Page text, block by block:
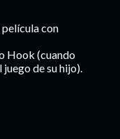
película con
Hook (cuando
juego de su hijo).